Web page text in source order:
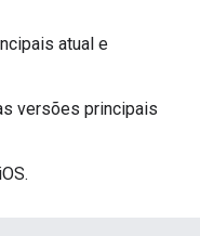
atual e
versões principais